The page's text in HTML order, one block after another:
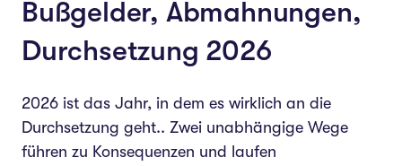
Bußgelder, Abmahnungen,
Durchsetzung 2026
2026 ist das Jahr, in dem es wirklich an die
Durchsetzung geht.. Zwei unabhängige Wege
führen zu Konsequenzen und laufen